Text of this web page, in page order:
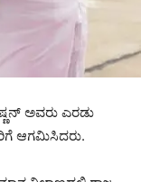
ಅವರು ಎರಡು
ಆಗಮಿಸಿದರು.